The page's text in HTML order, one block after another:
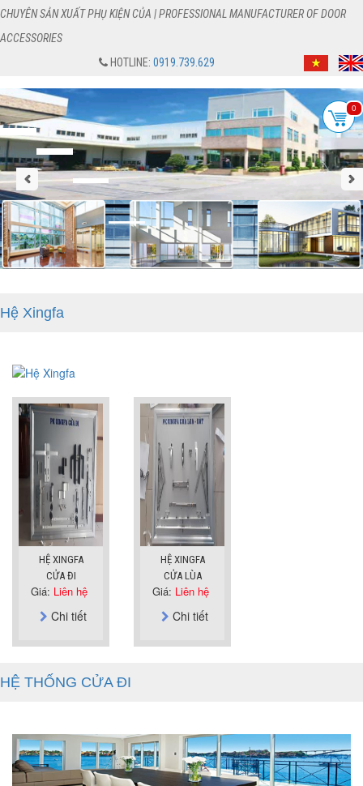
CHUYÊN SẢN XUẤT PHỤ KIỆN CỦA | PROFESSIONAL MANUFACTURER OF DOOR
ACCESSORIES
HOTLINE: 0919.739.629
0
Hệ Xingfa
HỆ XINGFA
CỬA ĐI
Giá: Liên hệ
Chi tiết
HỆ XINGFA
CỬA LÙA
Giá: Liên hệ
Chi tiết
HỆ THỐNG CỬA ĐI